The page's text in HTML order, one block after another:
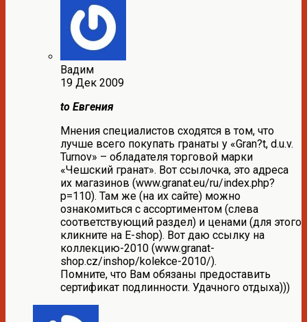
Вадим
19 Дек 2009
to Евгения
Мнения специалистов сходятся в том, что
лучше всего покупать гранаты у «Gran?t, d.u.v.
Turnov» – обладателя торговой марки
«Чешский гранат». Вот ссылочка, это адреса
их магазинов (www.granat.eu/ru/index.php?
p=110). Там же (на их сайте) можно
ознакомиться с ассортиментом (слева
соответствующий раздел) и ценами (для этого
кликните на E-shop). Вот даю ссылку на
коллекцию-2010 (www.granat-
shop.cz/inshop/kolekce-2010/).
Помните, что Вам обязаны предоставить
сертификат подлинности. Удачного отдыха)))